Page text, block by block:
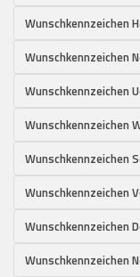
Wunschkennzeichen
Wunschkennzeichen
Wunschkennzeichen
Wunschkennzeichen
Wunschkennzeichen
Wunschkennzeichen
Wunschkennzeichen
Wunschkennzeichen